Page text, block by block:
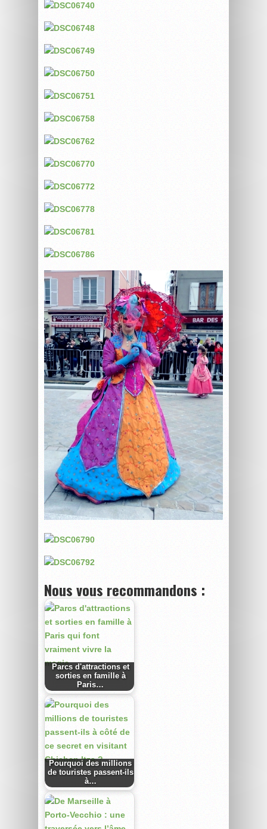
Nous vous recommandons :
Parcs d'attractions et
sorties en famille à
Paris…
Pourquoi des millions
de touristes passent-ils
à…